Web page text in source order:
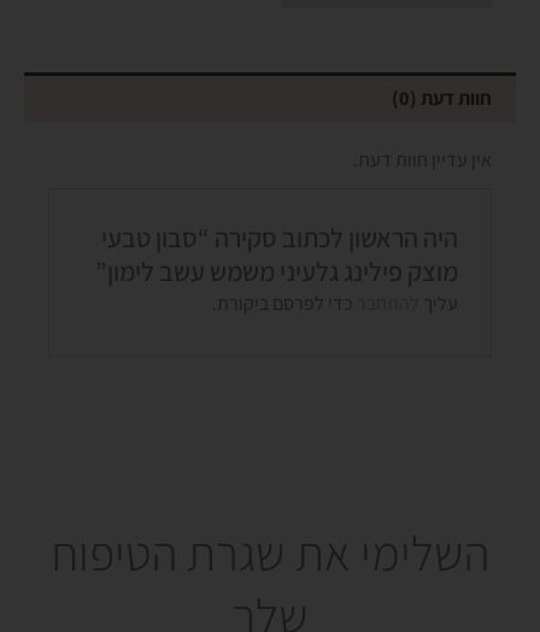
חוות דעת (0)
אין עדיין חוות דעת.
היה הראשון לכתוב סקירה “סבון טבעי
מוצק פילינג גלעיני משמש עשב לימון”
עליך כדי לפרסם ביקורת.
השלימי את שגרת הטיפוח
שלך